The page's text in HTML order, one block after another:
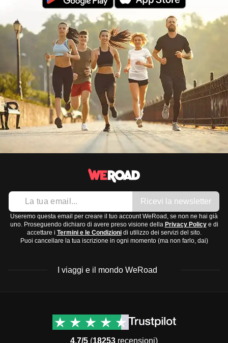
Ricevi la newsletter
Useremo questa email per creare il tuo account WeRoad, se non ne hai già
uno. Proseguendo dichiaro di avere preso visione della Privacy Policye di
accettare i Termini e le Condizionidi utilizzo dei servizi del sito.
Puoi cancellare la tua iscrizione in ogni momento (ma non farlo, dai)
I viaggi e il mondo WeRoad
Viaggi di gruppo Nord
Contatti
4.7/5 (18253 recensioni)